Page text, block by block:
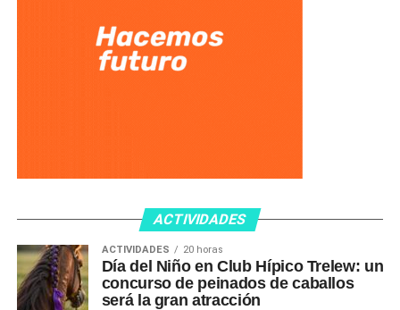
ACTIVIDADES
ACTIVIDADES 20 horas
Día del Niño en Club Hípico Trelew: un
concurso de peinados de caballos
será la gran atracción